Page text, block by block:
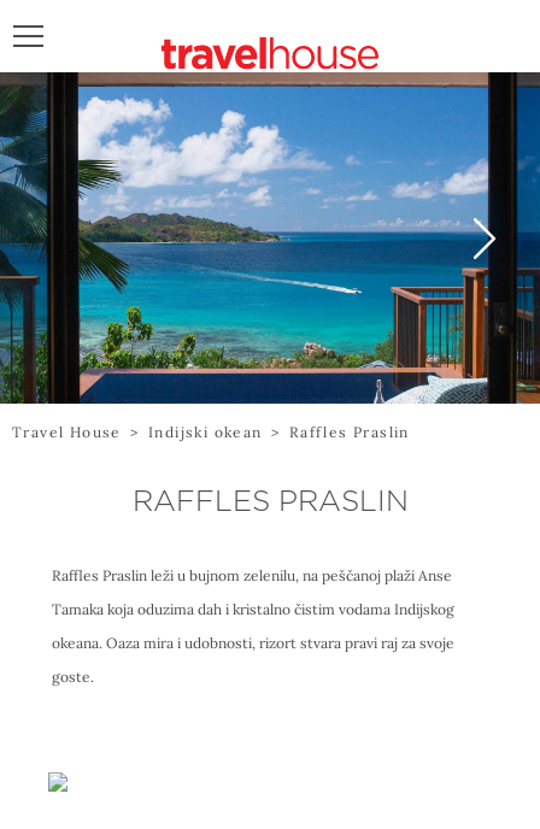
Travel House > Indijski okean > Raffles Praslin
RAFFLES PRASLIN
Raffles Praslin leži u bujnom zelenilu, na peščanoj plaži Anse
Tamaka koja oduzima dah i kristalno čistim vodama Indijskog
okeana. Oaza mira i udobnosti, rizort stvara pravi raj za svoje
goste.